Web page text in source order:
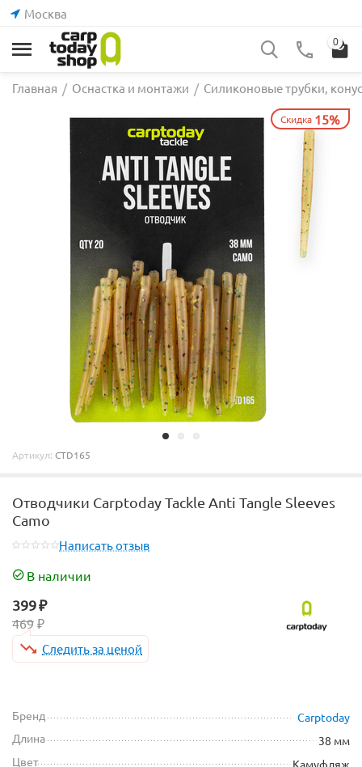
Москва
0
Главная / Оснастка и монтажи / Силиконовые трубки,
Скидка 15%
Артикул: CTD165
Отводчики Carptoday Tackle Anti Tangle Sleeves
Camo
Написать отзыв
В наличии
399₽
469 ₽
Следить за ценой
Бренд
Carptoday
Длина
38 мм
Цвет
Камуфляж